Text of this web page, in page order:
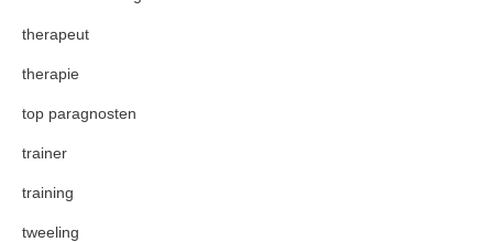
therapeut
therapie
top paragnosten
trainer
training
tweeling